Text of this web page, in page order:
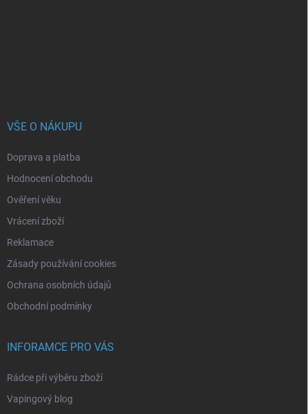
VŠE O NÁKUPU
Doprava a platba
Hodnocení obchodu
Ověření věku
Vrácení zboží
Reklamace
Zásady používání cookies
Ochrana osobních údajů
Obchodní podmínky
INFORAMCE PRO VÁS
Rádce při výběru zboží
Vapingový blog